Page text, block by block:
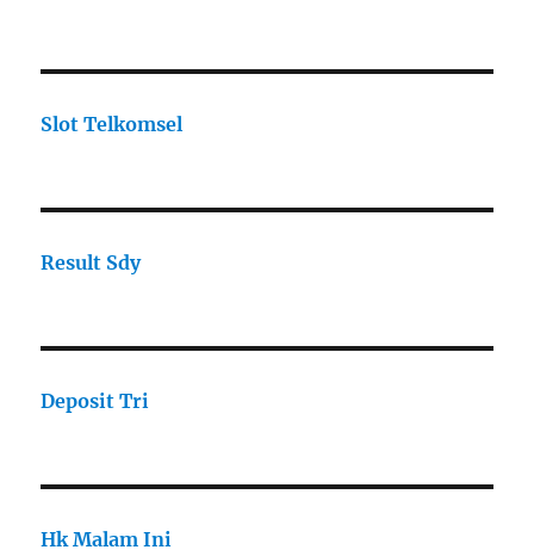
Slot Telkomsel
Result Sdy
Deposit Tri
Hk Malam Ini